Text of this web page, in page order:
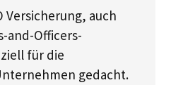
Versicherung, auch
and-Officers-
für die
gedacht.